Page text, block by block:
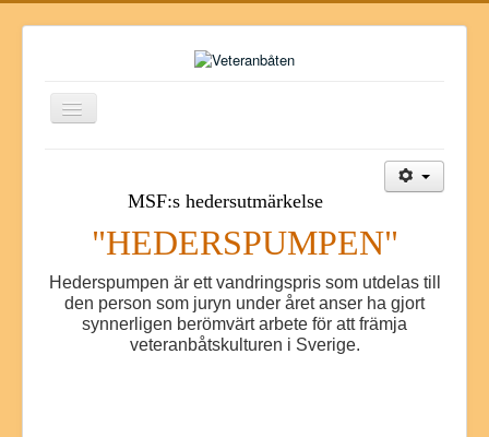
Toggle
Navigation
Veteranbåts-arkivet
-fonden
-festivalen
Tidningen
Marknaden
MSF:s hedersutmärkelse
"HEDERSPUMPEN"
Hederspumpen är ett vandringspris som utdelas till
den person som juryn under året anser ha gjort
synnerligen berömvärt arbete för att främja
veteranbåtskulturen i Sverige.